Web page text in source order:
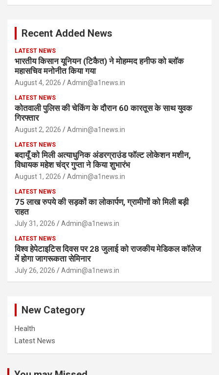
Recent Added News
LATEST NEWS
भारतीय किसान यूनियन (टिकैत) ने मोहम्मद हनीफ को ब्लॉक
महासचिव मनोनीत किया गया
August 4, 2026 Admin@a1news.in
LATEST NEWS
कोतवाली पुलिस की चेकिंग के दौरान 60 कारतूस के साथ युवक
गिरफ्तार
August 2, 2026 Admin@a1news.in
LATEST NEWS
बदायूँ को मिली अत्याधुनिक अंडरग्राउंड फॉल्ट लोकेशन मशीन,
विधायक महेश चंद्र गुप्ता ने किया शुभारंभ
August 1, 2026 Admin@a1news.in
LATEST NEWS
75 लाख रुपये की सड़कों का लोकार्पण, ग्रामीणों को मिली बड़ी
राहत
July 31, 2026 Admin@a1news.in
LATEST NEWS
विश्व हेपेटाइटिस दिवस पर 28 जुलाई को राजकीय मेडिकल कॉलेज
में होगा जागरूकता सेमिनार
July 26, 2026 Admin@a1news.in
New Category
Health
Latest News